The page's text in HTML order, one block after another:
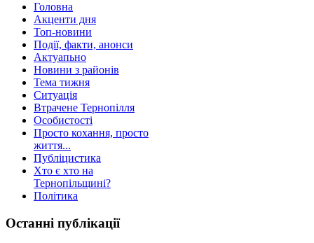
Головна
Акценти дня
Топ-новини
Події, факти, анонси
Актуапьно
Новини з районів
Тема тижня
Ситуація
Втрачене Тернопілля
Особистості
Просто кохання, просто
життя...
Публіцистика
Хто є хто на
Тернопільщині?
Політика
Останні публікації